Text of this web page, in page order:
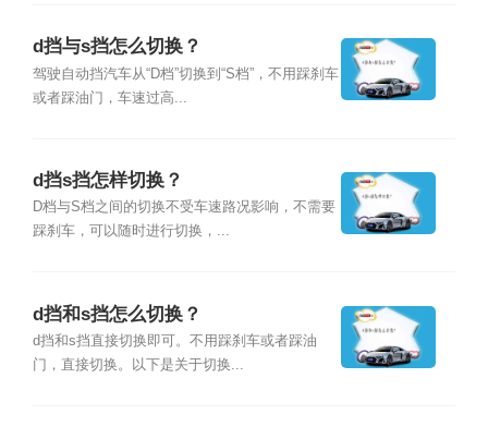
d挡与s挡怎么切换？
驾驶自动挡汽车从“D档”切换到“S档”，不用踩刹车
或者踩油门，车速过高...
d挡s挡怎样切换？
D档与S档之间的切换不受车速路况影响，不需要
踩刹车，可以随时进行切换，...
d挡和s挡怎么切换？
d挡和s挡直接切换即可。不用踩刹车或者踩油
门，直接切换。以下是关于切换...